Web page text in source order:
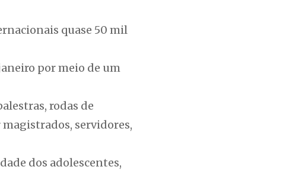
quase 50 mil
por meio de um
rodas de
servidores,
dos adolescentes,